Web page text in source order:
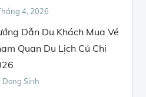
4, 2026
Dẫn Du Khách Mua Vé
Quan Du Lịch Củ Chi
Dong Sinh